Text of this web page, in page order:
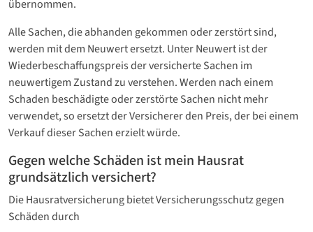
übernommen.
Alle Sachen, die abhanden gekommen oder zerstört sind,
werden mit dem Neuwert ersetzt. Unter Neuwert ist der
Wiederbeschaffungspreis der versicherte Sachen im
neuwertigem Zustand zu verstehen. Werden nach einem
Schaden beschädigte oder zerstörte Sachen nicht mehr
verwendet, so ersetzt der Versicherer den Preis, der bei einem
Verkauf dieser Sachen erzielt würde.
Gegen welche Schäden ist mein Hausrat
grundsätzlich versichert?
Die Hausratversicherung bietet Versicherungsschutz gegen
Schäden durch